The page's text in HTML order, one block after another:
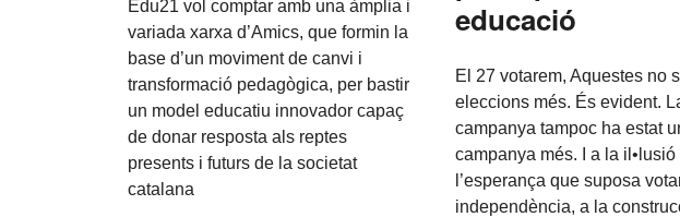
Edu21 vol comptar amb una àmplia i
variada xarxa d’Amics, que formin la
base d’un moviment de canvi i
transformació pedagògica, per bastir
un model educatiu innovador capaç
de donar resposta als reptes
presents i futurs de la societat
catalana
educació
El 27 votarem, Aquestes no
eleccions més. És evident.
campanya tampoc ha estat
campanya més. I a la il•lusió
l’esperança que suposa
independència, a la